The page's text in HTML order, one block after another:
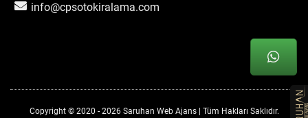
info@cpsotokiralama.com
Copyright © 2020 - 2026 Saruhan Web Ajans | Tüm Hakları Saklıdır.